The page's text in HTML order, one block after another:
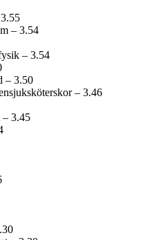
– 3.54
– 3.54
– 3.50
– 3.46
– 3.45